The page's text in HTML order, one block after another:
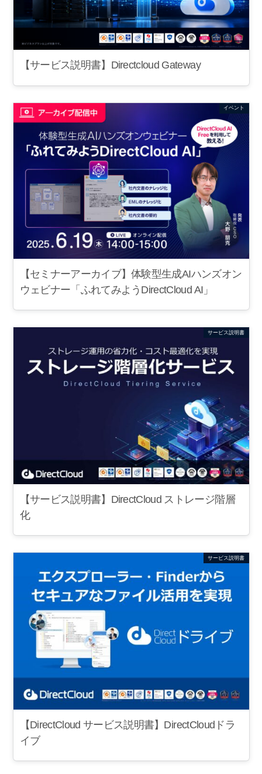
【サービス説明書】Directcloud Gateway
イベント
【セミナーアーカイブ】体験型生成AIハンズオン
ウェビナー「ふれてみようDirectCloud AI」
サービス説明書
【サービス説明書】DirectCloud ストレージ階層
化
サービス説明書
【DirectCloud サービス説明書】DirectCloudドラ
イブ